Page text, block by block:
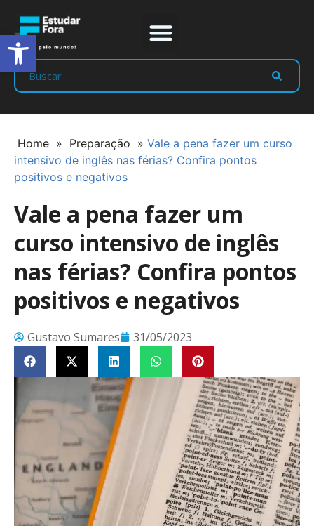
Home » Preparação » Vale a pena fazer um curso
intensivo de inglês nas férias? Confira pontos
positivos e negativos
Vale a pena fazer um
curso intensivo de inglês
nas férias? Confira pontos
positivos e negativos
Gustavo Sumares 31/05/2023
Abrir a barra de ferramentas